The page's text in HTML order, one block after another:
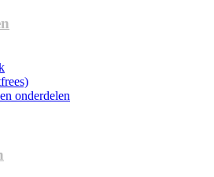
onderdelen